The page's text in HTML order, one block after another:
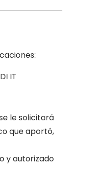
IT
le solicitará
que aportó,
y autorizado